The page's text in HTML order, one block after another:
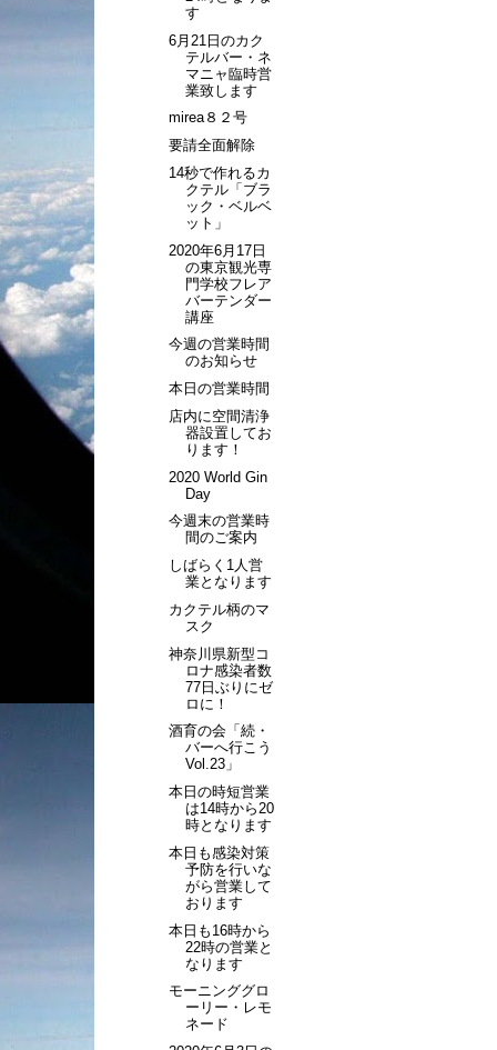
す
6月21日のカク
テルバー・ネ
マニャ臨時営
業致します
mirea８２号
要請全面解除
14秒で作れるカ
クテル「ブラ
ック・ベルベ
ット」
2020年6月17日
の東京観光専
門学校フレア
バーテンダー
講座
今週の営業時間
のお知らせ
本日の営業時間
店内に空間清浄
器設置してお
ります！
2020 World Gin
Day
今週末の営業時
間のご案内
しばらく1人営
業となります
カクテル柄のマ
スク
神奈川県新型コ
ロナ感染者数
77日ぶりにゼ
ロに！
酒育の会「続・
バーへ行こう
Vol.23」
本日の時短営業
は14時から20
時となります
本日も感染対策
予防を行いな
がら営業して
おります
本日も16時から
22時の営業と
なります
モーニンググロ
ーリー・レモ
ネード